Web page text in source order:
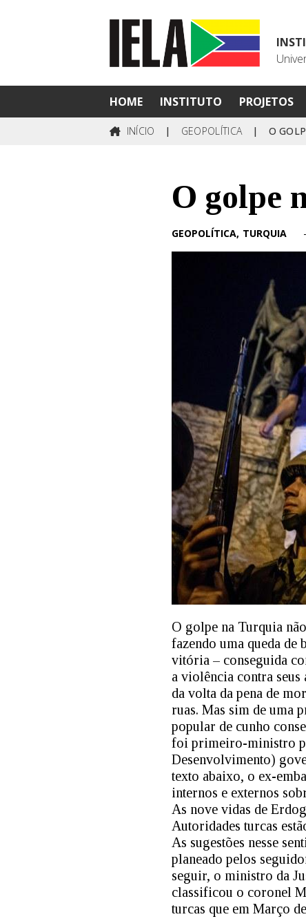
HOME INSTITUTO PROJETOS
INÍCIO | GEOPOLÍTICA | O
O golpe
GEOPOLÍTICA TURQUIA -
O golpe na Turquia
fazendo uma queda
vitória – conseguida
a violência contra
da volta da pena de
ruas. Mas sim de uma
popular de cunho
foi primeiro-ministro
Desenvolvimento)
texto abaixo, o ex-
internos e externos
As nove vidas de
Autoridades turcas
As sugestões nesse
planeado pelos
seguir, o ministro da
classificou o coronel
turcas que em Março